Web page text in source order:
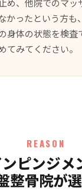
かったという方も
身体の状態を検査
てみてください。
REASON
ピンジメ
整骨院が